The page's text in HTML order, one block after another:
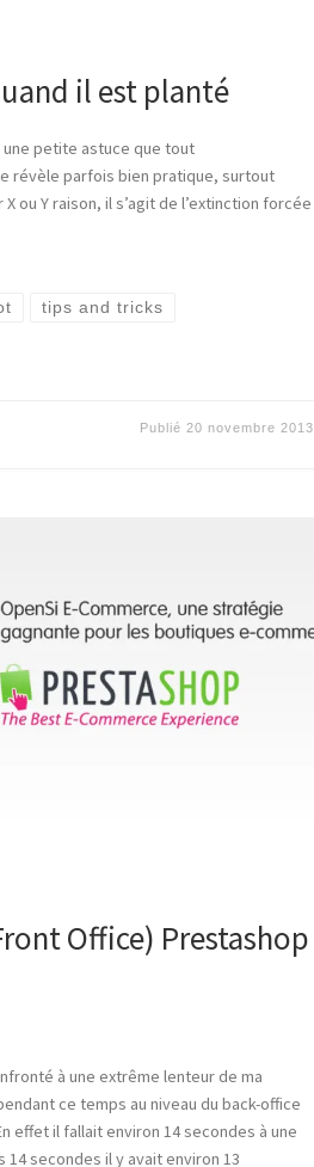
il est planté
une petite astuce que tout
révèle parfois bien pratique, surtout
ou Y raison, il s’agit de l’extinction forcée
tips and tricks
Publié 20 novembre 2013
Office) Prestashop
à une extrême lenteur de ma
ce temps au niveau du back-office
effet il fallait environ 14 secondes à une
secondes il y avait environ 13